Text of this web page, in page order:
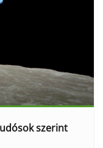
szerint